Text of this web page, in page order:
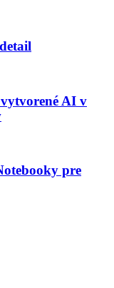
AI v
pre